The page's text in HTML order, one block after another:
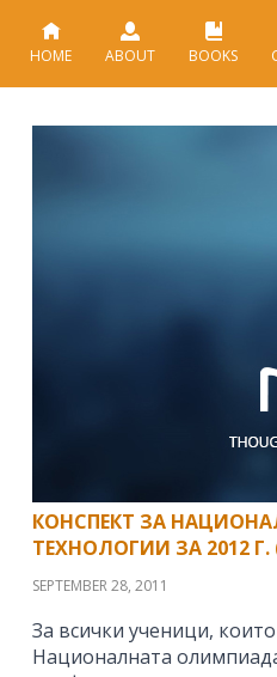
HOME ABOUT BOOKS
КОНСПЕКТ ЗА
ТЕХНОЛОГИИ ЗА 2012 Г.
SEPTEMBER 28, 2011
За всички ученици,
Националната